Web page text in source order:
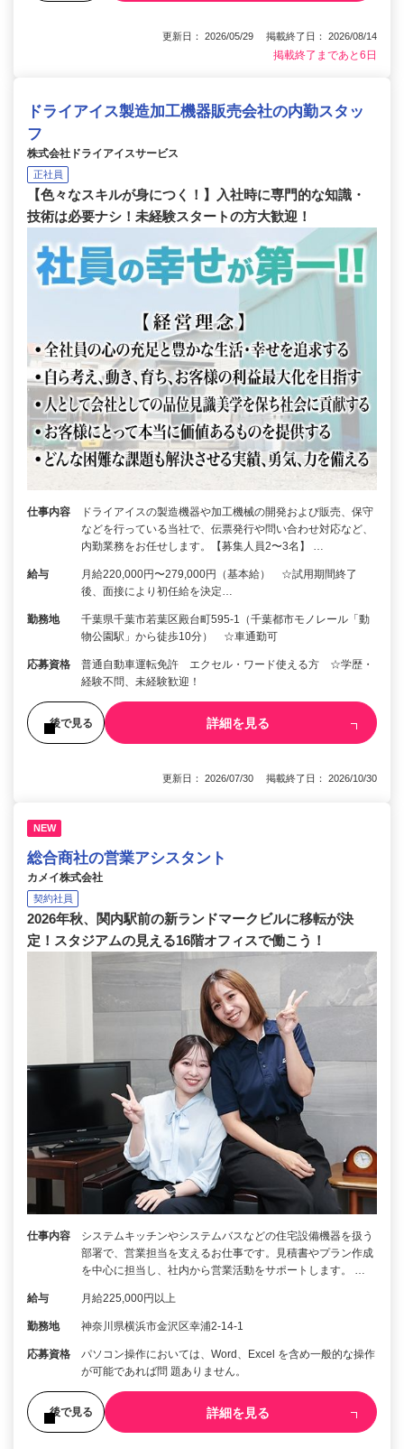
更新日： 2026/05/29 掲載終了日： 2026/08/14
掲載終了まであと6日
ドライアイス製造加工機器販売会社の内勤スタッ
フ
株式会社ドライアイスサービス
正社員
【色々なスキルが身につく！】入社時に専門的な知識・
技術は必要ナシ！未経験スタートの方大歓迎！
仕事内容
ドライアイスの製造機器や加工機械の開発および販売、保守
などを行っている当社で、伝票発行や問い合わせ対応など、
内勤業務をお任せします。【募集人員2〜3名】 …
給与
月給220,000円〜279,000円（基本給） ☆試用期間終了
後、面接により初任給を決定…
勤務地
千葉県千葉市若葉区殿台町595-1（千葉都市モノレール「動
物公園駅」から徒歩10分） ☆車通勤可
応募資格
普通自動車運転免許 エクセル・ワード使える方 ☆学歴・
経験不問、未経験歓迎！
後で見る 詳細を見る
更新日： 2026/07/30 掲載終了日： 2026/10/30
NEW
総合商社の営業アシスタント
カメイ株式会社
契約社員
2026年秋、関内駅前の新ランドマークビルに移転が決
定！スタジアムの見える16階オフィスで働こう！
仕事内容
システムキッチンやシステムバスなどの住宅設備機器を扱う
部署で、営業担当を支えるお仕事です。見積書やプラン作成
を中心に担当し、社内から営業活動をサポートします。 …
給与 月給225,000円以上
勤務地 神奈川県横浜市金沢区幸浦2-14-1
応募資格
パソコン操作においては、Word、Excel を含め一般的な操作
が可能であれば問 題ありません。
後で見る 詳細を見る